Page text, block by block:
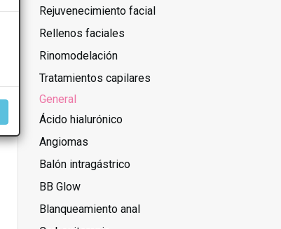
Rejuvenecimiento facial
Rellenos faciales
Rinomodelación
Tratamientos capilares
General
Ácido hialurónico
Angiomas
Balón intragástrico
BB Glow
Blanqueamiento anal